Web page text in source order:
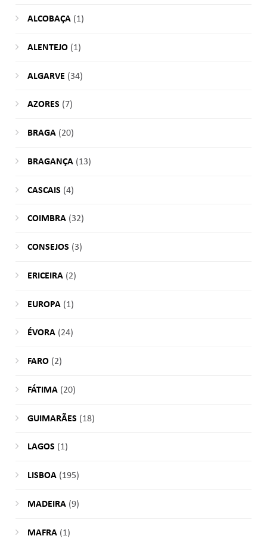
ALCOBAÇA(1)
ALENTEJO(1)
ALGARVE (34)
AZORES (7)
BRAGA(20)
BRAGANÇA(13)
CASCAIS (4)
COIMBRA(32)
CONSEJOS (3)
ERICEIRA(2)
EUROPA(1)
ÉVORA(24)
FARO(2)
FÁTIMA(20)
GUIMARÃES (18)
LAGOS (1)
LISBOA(195)
MADEIRA(9)
MAFRA(1)